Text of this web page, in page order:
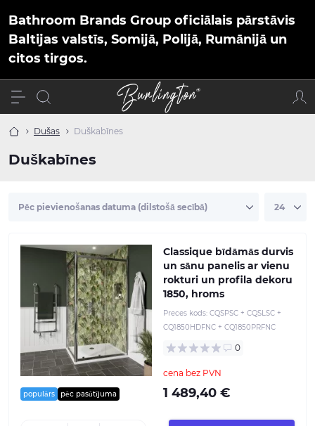
Bathroom Brands Group oficiālais pārstāvis
Baltijas valstīs, Somijā, Polijā, Rumānijā un
citos tirgos.
Dušas Duškabīnes
Duškabīnes
populārs pēc pasūtījuma
Classique bīdāmās durvis
un sānu panelis ar vienu
rokturi un profila dekoru
1850, hroms
Preces kods: CQSPSC + CQSLSC +
CQ1850HDFNC + CQ1850PRFNC
0
cena bez PVN
1 489,40 €